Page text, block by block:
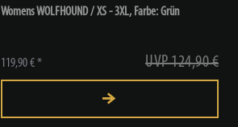
Womens WOLFHOUND / XS - 3XL, Farbe: Grün
UVP 124,90 €
119,90 € *